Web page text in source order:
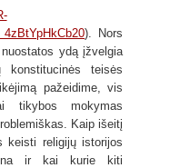
). Nors
ydą įžvelgia
konstitucinės teisės
pažeidime, vis
tikybos mokymas
Kaip išeitį
keisti religijų istorijos
ir kai kurie kiti